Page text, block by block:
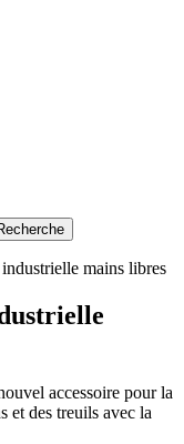
mains libres
accessoire pour la
et des treuils avec la